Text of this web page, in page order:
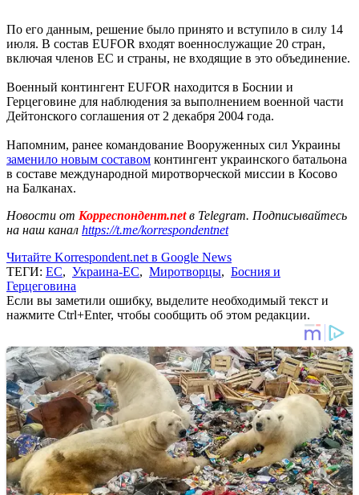
По его данным, решение было принято и вступило в силу 14
июля. В состав EUFOR входят военнослужащие 20 стран,
включая членов ЕС и страны, не входящие в это объединение.
Военный контингент EUFOR находится в Боснии и
Герцеговине для наблюдения за выполнением военной части
Дейтонского соглашения от 2 декабря 2004 года.
Напомним, ранее командование Вооруженных сил Украины
заменило новым составом контингент украинского батальона
в составе международной миротворческой миссии в Косово
на Балканах.
Новости от Корреспондент.netв Telegram. Подписывайтесь
на наш канал https://t.me/korrespondentnet
Читайте Korrespondent.net в Google News
ТЕГИ: ЕС, Украина-ЕС, Миротворцы, Босния и
Герцеговина
Если вы заметили ошибку, выделите необходимый текст и
нажмите Ctrl+Enter, чтобы сообщить об этом редакции.